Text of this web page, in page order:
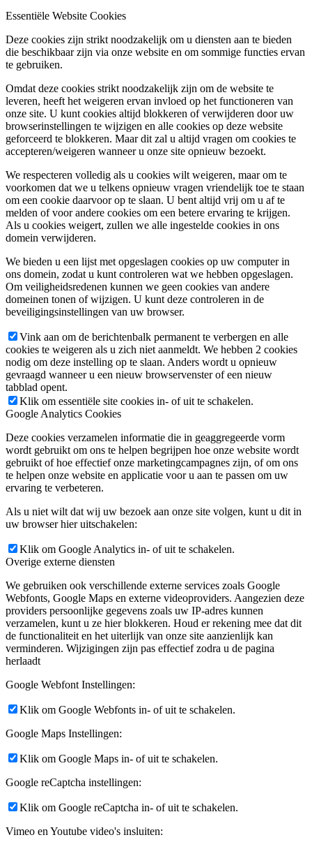
Essentiële Website Cookies
Deze cookies zijn strikt noodzakelijk om u diensten aan te bieden
die beschikbaar zijn via onze website en om sommige functies ervan
te gebruiken.
Omdat deze cookies strikt noodzakelijk zijn om de website te
leveren, heeft het weigeren ervan invloed op het functioneren van
onze site. U kunt cookies altijd blokkeren of verwijderen door uw
browserinstellingen te wijzigen en alle cookies op deze website
geforceerd te blokkeren. Maar dit zal u altijd vragen om cookies te
accepteren/weigeren wanneer u onze site opnieuw bezoekt.
We respecteren volledig als u cookies wilt weigeren, maar om te
voorkomen dat we u telkens opnieuw vragen vriendelijk toe te staan
om een cookie daarvoor op te slaan. U bent altijd vrij om u af te
melden of voor andere cookies om een betere ervaring te krijgen.
Als u cookies weigert, zullen we alle ingestelde cookies in ons
domein verwijderen.
We bieden u een lijst met opgeslagen cookies op uw computer in
ons domein, zodat u kunt controleren wat we hebben opgeslagen.
Om veiligheidsredenen kunnen we geen cookies van andere
domeinen tonen of wijzigen. U kunt deze controleren in de
beveiligingsinstellingen van uw browser.
Vink aan om de berichtenbalk permanent te verbergen en alle
cookies te weigeren als u zich niet aanmeldt. We hebben 2 cookies
nodig om deze instelling op te slaan. Anders wordt u opnieuw
gevraagd wanneer u een nieuw browservenster of een nieuw
tabblad opent.
Klik om essentiële site cookies in- of uit te schakelen.
Google Analytics Cookies
Deze cookies verzamelen informatie die in geaggregeerde vorm
wordt gebruikt om ons te helpen begrijpen hoe onze website wordt
gebruikt of hoe effectief onze marketingcampagnes zijn, of om ons
te helpen onze website en applicatie voor u aan te passen om uw
ervaring te verbeteren.
Als u niet wilt dat wij uw bezoek aan onze site volgen, kunt u dit in
uw browser hier uitschakelen:
Klik om Google Analytics in- of uit te schakelen.
Overige externe diensten
We gebruiken ook verschillende externe services zoals Google
Webfonts, Google Maps en externe videoproviders. Aangezien deze
providers persoonlijke gegevens zoals uw IP-adres kunnen
verzamelen, kunt u ze hier blokkeren. Houd er rekening mee dat dit
de functionaliteit en het uiterlijk van onze site aanzienlijk kan
verminderen. Wijzigingen zijn pas effectief zodra u de pagina
herlaadt
Google Webfont Instellingen:
Klik om Google Webfonts in- of uit te schakelen.
Google Maps Instellingen:
Klik om Google Maps in- of uit te schakelen.
Google reCaptcha instellingen:
Klik om Google reCaptcha in- of uit te schakelen.
Vimeo en Youtube video's insluiten: